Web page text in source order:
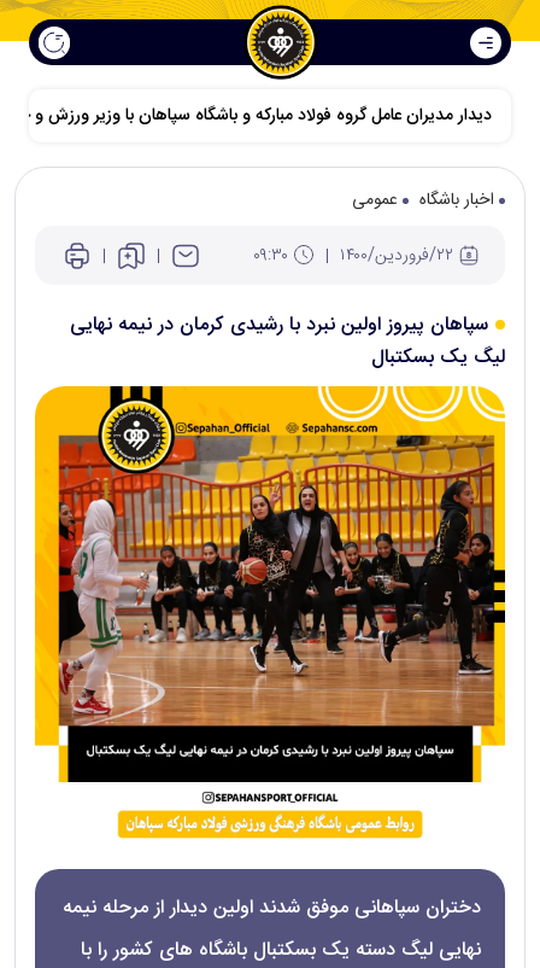
دیدار مدیران عامل گروه فولاد مبارکه و باشگاه سپاهان با وزیر ورزش و
اخبار باشگاه
عمومی
سپاهان پیروز اولین نبرد با رشیدی کرمان در نیمه نهایی
لیگ یک بسکتبال
دختران سپاهانی موفق شدند اولین دیدار از مرحله نیمه
نهایی لیگ دسته یک بسکتبال باشگاه های کشور را با